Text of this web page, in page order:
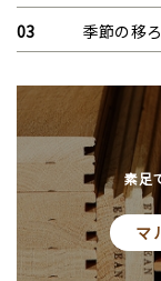
季節の移
素足
マ